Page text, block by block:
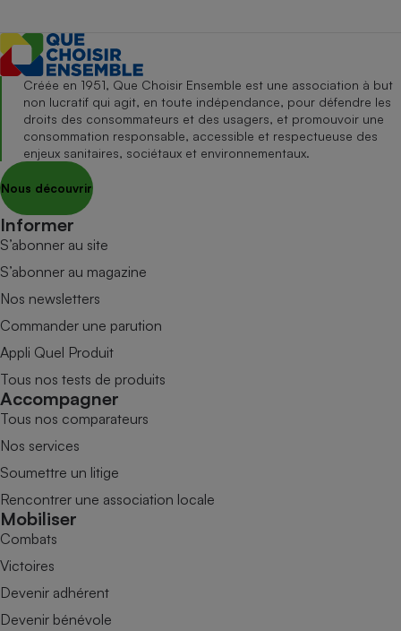
Créée en 1951, Que Choisir Ensemble est une association à but
non lucratif qui agit, en toute indépendance, pour défendre les
droits des consommateurs et des usagers, et promouvoir une
consommation responsable, accessible et respectueuse des
enjeux sanitaires, sociétaux et environnementaux.
Nous découvrir
Informer
S’abonner au site
S’abonner au magazine
Nos newsletters
Commander une parution
Appli Quel Produit
Tous nos tests de produits
Accompagner
Tous nos comparateurs
Nos services
Soumettre un litige
Rencontrer une association locale
Mobiliser
Combats
Victoires
Devenir adhérent
Devenir bénévole